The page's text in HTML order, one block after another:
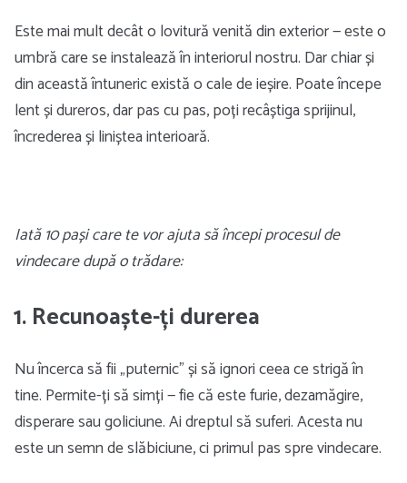
Este mai mult decât o lovitură venită din exterior — este o
umbră care se instalează în interiorul nostru. Dar chiar și
din această întuneric există o cale de ieșire. Poate începe
lent și dureros, dar pas cu pas, poți recâștiga sprijinul,
încrederea și liniștea interioară.
Iată 10 pași care te vor ajuta să începi procesul de
vindecare după o trădare:
1. Recunoaște-ți durerea
Nu încerca să fii „puternic” și să ignori ceea ce strigă în
tine. Permite-ți să simți — fie că este furie, dezamăgire,
disperare sau goliciune. Ai dreptul să suferi. Acesta nu
este un semn de slăbiciune, ci primul pas spre vindecare.